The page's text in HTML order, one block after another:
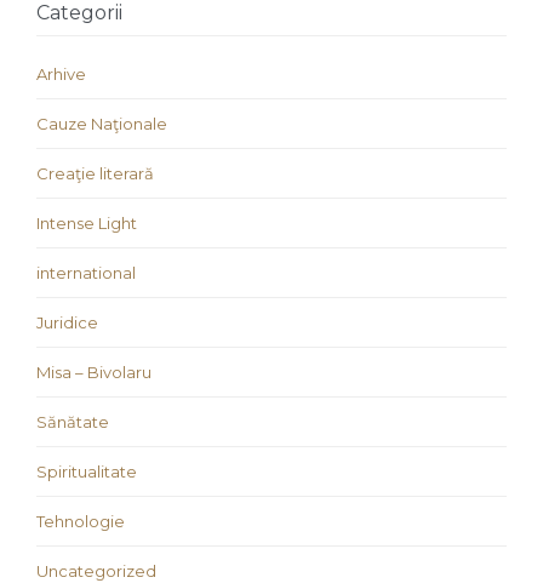
Categorii
Arhive
Cauze Naţionale
Creaţie literară
Intense Light
international
Juridice
Misa – Bivolaru
Sănătate
Spiritualitate
Tehnologie
Uncategorized